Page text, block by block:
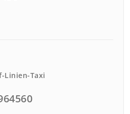
Linien-Taxi